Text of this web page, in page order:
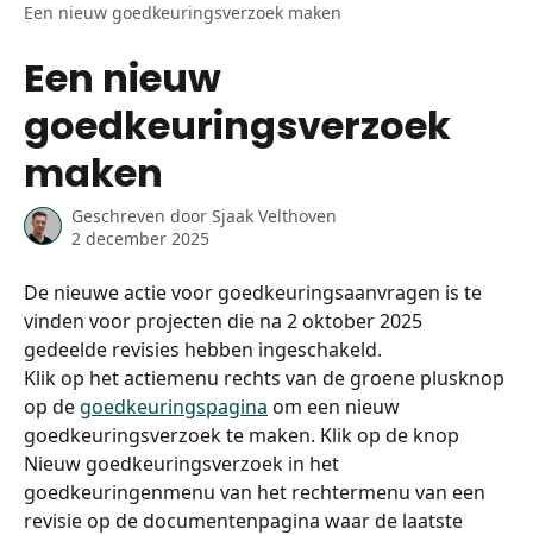
Een nieuw goedkeuringsverzoek maken
Een nieuw
goedkeuringsverzoek
maken
Geschreven door Sjaak Velthoven
2 december 2025
De nieuwe actie voor goedkeuringsaanvragen is te
vinden voor projecten die na 2 oktober 2025
gedeelde revisies hebben ingeschakeld.
Klik op het actiemenu rechts van de groene plusknop
op de goedkeuringspagina om een nieuw
goedkeuringsverzoek te maken. Klik op de knop
Nieuw goedkeuringsverzoek in het
goedkeuringenmenu van het rechtermenu van een
revisie op de documentenpagina waar de laatste